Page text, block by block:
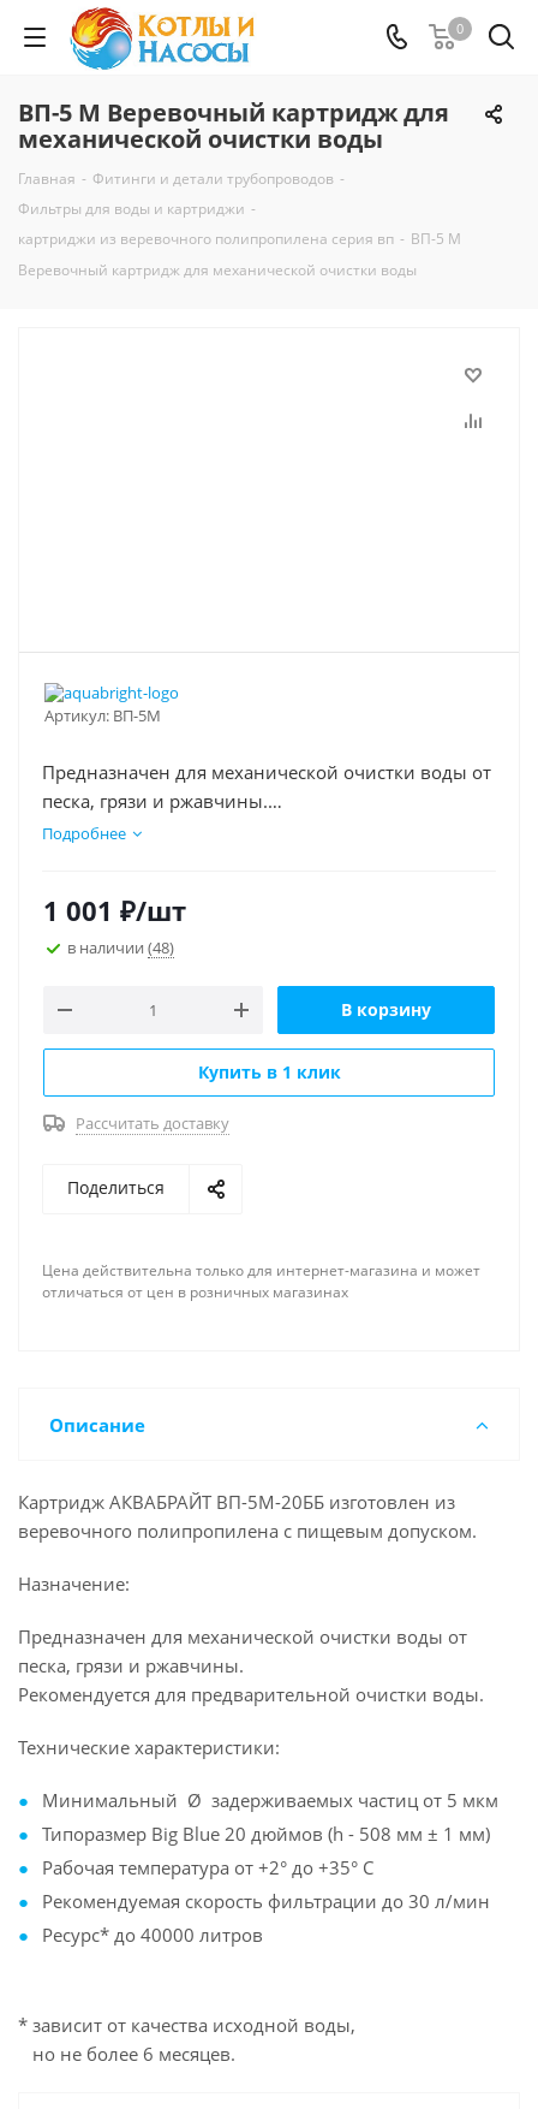
0
ВП-5 М Веревочный картридж для
механической очистки воды
Главная - Фитинги и детали трубопроводов -
Фильтры для воды и картриджи -
картриджи из веревочного полипропилена серия вп - ВП-5 М
Веревочный картридж для механической очистки воды
Артикул: ВП-5М
Предназначен для механической очистки воды от
песка, грязи и ржавчины.
Рекомендуется для предварительной очистки
Подробнее
1 001 ₽/шт
в наличии (48)
В корзину
Купить в 1 клик
Рассчитать доставку
Поделиться
Цена действительна только для интернет-магазина и может
отличаться от цен в розничных магазинах
Описание
Картридж АКВАБРАЙТ ВП-5М-20ББ изготовлен из
веревочного полипропилена с пищевым допуском.
Назначение:
Предназначен для механической очистки воды от
песка, грязи и ржавчины.
Рекомендуется для предварительной очистки воды.
Технические характеристики:
Минимальный Ø задерживаемых частиц от 5 мкм
Типоразмер Big Blue 20 дюймов (h - 508 мм ± 1 мм)
Рабочая температура от +2° до +35° С
Рекомендуемая скорость фильтрации до 30 л/мин
Ресурс* до 40000 литров
* зависит от качества исходной воды,
но не более 6 месяцев.